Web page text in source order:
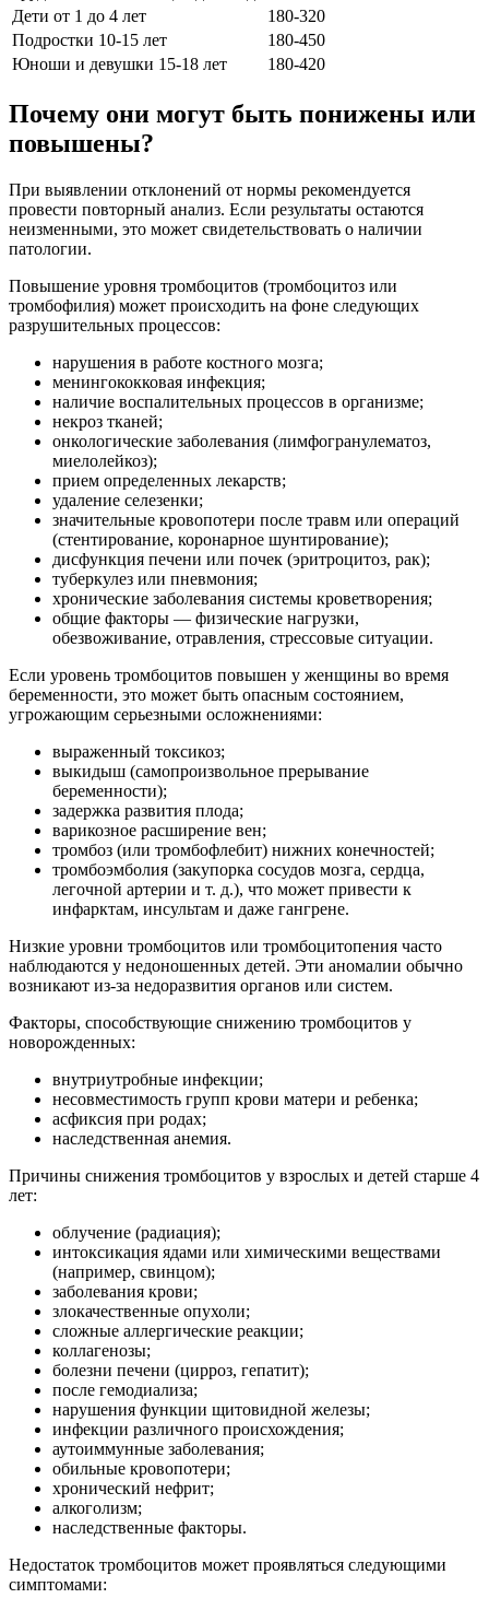
Дети от 1 до 4 лет
180-320
Подростки 10-15 лет
180-450
Юноши и девушки 15-18 лет
180-420
Почему они могут быть понижены или
повышены?
При выявлении отклонений от нормы рекомендуется
провести повторный анализ. Если результаты остаются
неизменными, это может свидетельствовать о наличии
патологии.
Повышение уровня тромбоцитов (тромбоцитоз или
тромбофилия) может происходить на фоне следующих
разрушительных процессов:
нарушения в работе костного мозга;
менингококковая инфекция;
наличие воспалительных процессов в организме;
некроз тканей;
онкологические заболевания (лимфогранулематоз,
миелолейкоз);
прием определенных лекарств;
удаление селезенки;
значительные кровопотери после травм или операций
(стентирование, коронарное шунтирование);
дисфункция печени или почек (эритроцитоз, рак);
туберкулез или пневмония;
хронические заболевания системы кроветворения;
общие факторы — физические нагрузки,
обезвоживание, отравления, стрессовые ситуации.
Если уровень тромбоцитов повышен у женщины во время
беременности, это может быть опасным состоянием,
угрожающим серьезными осложнениями:
выраженный токсикоз;
выкидыш (самопроизвольное прерывание
беременности);
задержка развития плода;
варикозное расширение вен;
тромбоз (или тромбофлебит) нижних конечностей;
тромбоэмболия (закупорка сосудов мозга, сердца,
легочной артерии и т. д.), что может привести к
инфарктам, инсультам и даже гангрене.
Низкие уровни тромбоцитов или тромбоцитопения часто
наблюдаются у недоношенных детей. Эти аномалии обычно
возникают из-за недоразвития органов или систем.
Факторы, способствующие снижению тромбоцитов у
новорожденных:
внутриутробные инфекции;
несовместимость групп крови матери и ребенка;
асфиксия при родах;
наследственная анемия.
Причины снижения тромбоцитов у взрослых и детей старше 4
лет:
облучение (радиация);
интоксикация ядами или химическими веществами
(например, свинцом);
заболевания крови;
злокачественные опухоли;
сложные аллергические реакции;
коллагенозы;
болезни печени (цирроз, гепатит);
после гемодиализа;
нарушения функции щитовидной железы;
инфекции различного происхождения;
аутоиммунные заболевания;
обильные кровопотери;
хронический нефрит;
алкоголизм;
наследственные факторы.
Недостаток тромбоцитов может проявляться следующими
симптомами: